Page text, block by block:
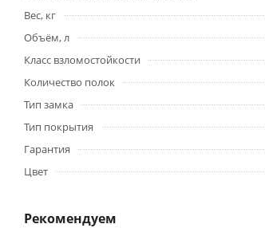
Вес, кг
Объём, л
Класс взломостойкости
Количество полок
Тип замка
Тип покрытия
Гарантия
Цвет
Рекомендуем